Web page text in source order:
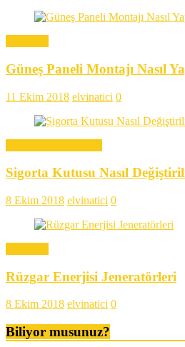
Güneş Paneli Montajı Nasıl
11 Ekim 2018 elvinatici 0
Sigorta Kutusu Nasıl
8 Ekim 2018 elvinatici 0
Rüzgar Enerjisi Jeneratörleri
8 Ekim 2018 elvinatici 0
Biliyor musunuz?